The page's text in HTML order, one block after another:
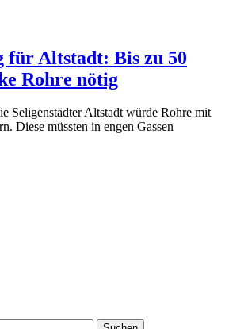
für Altstadt: Bis zu 50
Rohre nötig
Seligenstädter Altstadt würde Rohre mit
Diese müssten in engen Gassen